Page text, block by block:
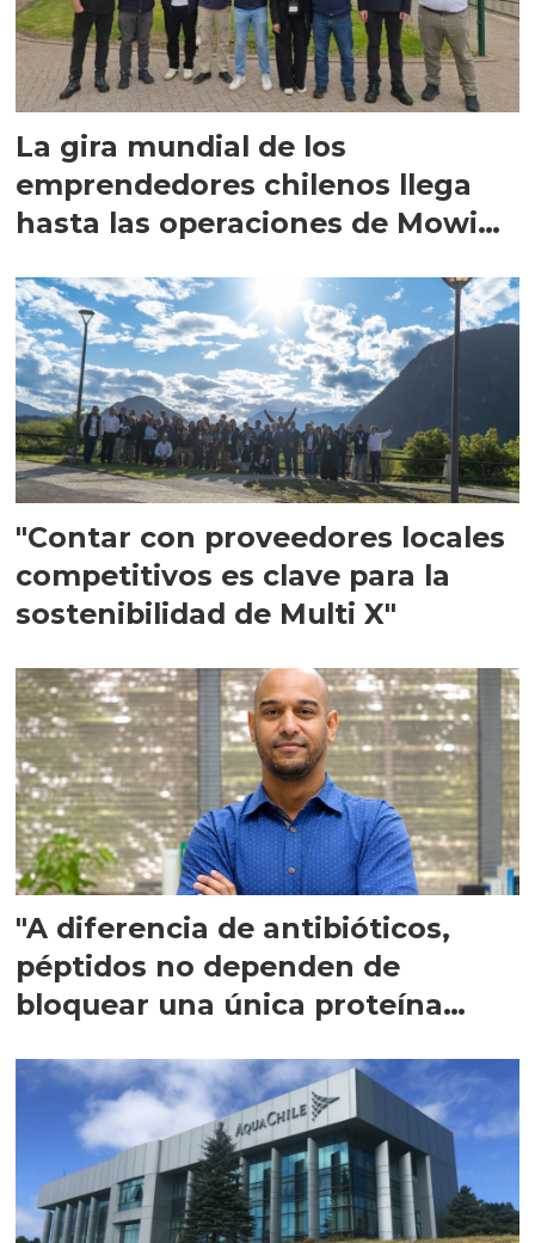
La gira mundial de los
emprendedores chilenos llega
hasta las operaciones de Mowi
"Contar con proveedores locales
competitivos es clave para la
sostenibilidad de Multi X"
"A diferencia de antibióticos,
péptidos no dependen de
bloquear una única proteína